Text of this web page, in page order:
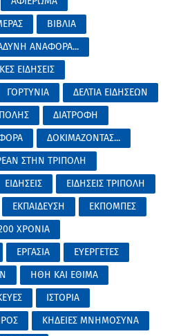
ΒΙΒΛΙΑ
ΑΝΑΦΟΡΑ...
ΕΙΔΗΣΕΙΣ
ΓΟΡΤΥΝΙΑ
ΔΕΛΤΙΑ ΕΙΔΗΣΕΩΝ
ΔΙΑΤΡΟΦΗ
ΔΟΚΙΜΑΖΟΝΤΑΣ...
ΣΤΗΝ ΤΡΙΠΟΛΗ
ΕΙΔΗΣΕΙΣ
ΕΙΔΗΣΕΙΣ ΤΡΙΠΟΛΗ
ΕΚΠΑΙΔΕΥΣΗ
ΕΚΠΟΜΠΕΣ
ΧΡΟΝΙΑ
ΕΡΓΑΣΙΑ
ΕΥΕΡΓΕΤΕΣ
ΗΘΗ ΚΑΙ ΕΘΙΜΑ
ΙΣΤΟΡΙΑ
ΚΗΔΕΙΕΣ ΜΝΗΜΟΣΥΝΑ